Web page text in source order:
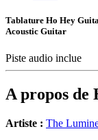
Tablature Ho Hey
Acoustic Guitar
Piste audio inclue
A propos de
Artiste : The